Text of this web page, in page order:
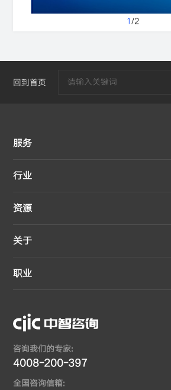
1/2
回到首页
服务
行业
资源
关于
职业
咨询我们的专家:
4008-200-397
全国咨询信箱: